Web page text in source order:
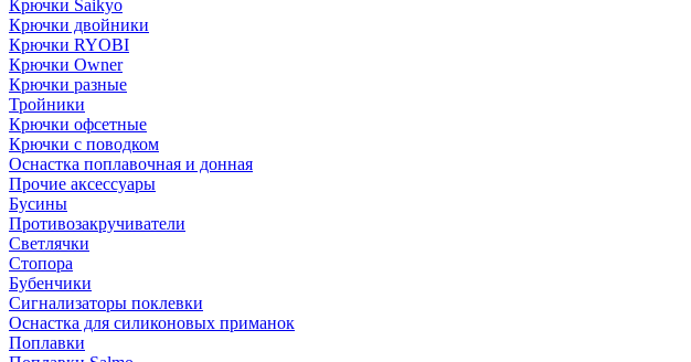
Крючки Saikyo
Крючки двойники
Крючки RYOBI
Крючки Owner
Крючки разные
Тройники
Крючки офсетные
Крючки с поводком
Оснастка поплавочная и донная
Прочие аксессуары
Бусины
Противозакручиватели
Светлячки
Стопора
Бубенчики
Сигнализаторы поклевки
Оснастка для силиконовых приманок
Поплавки